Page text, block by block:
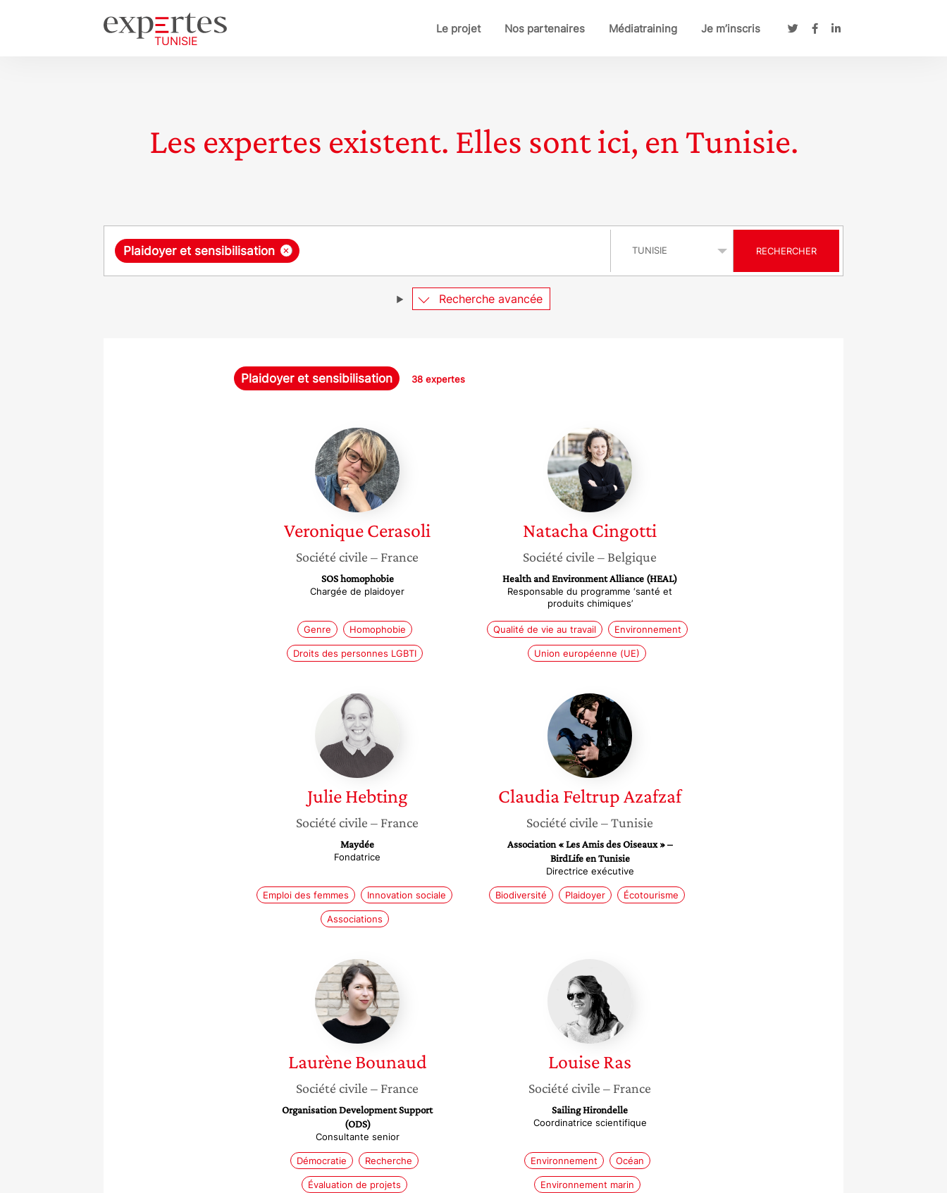
Le projet Nos partenaires Médiatraining Je m’inscris
Les expertes existent. Elles sont ici, en Tunisie.
Requête ×
Plaidoyer et sensibilisation RECHERCHER
Recherche avancée
Plaidoyer et sensibilisation 38 expertes
Veronique
Cerasoli
VeroniqueCerasoli
Société civile – France
SOS homophobie
Chargée de plaidoyer
Genre Homophobie
Droits des personnes LGBTI
Natacha
Cingotti
NatachaCingotti
Société civile – Belgique
Health and Environment Alliance (HEAL)
Responsable du programme ‘santé et
produits chimiques’
Qualité de vie au travail Environnement
Union européenne (UE)
Julie
Hebting
Julie Hebting
Société civile – France
Maydée
Fondatrice
Emploi des femmes Innovation sociale
Associations
Claudia
Feltrup
Azafzaf
ClaudiaFeltrup Azafzaf
Société civile – Tunisie
Association « Les Amis des Oiseaux » –
BirdLife en Tunisie
Directrice exécutive
Biodiversité Plaidoyer Écotourisme
Laurène
Bounaud
Laurène Bounaud
Société civile – France
Organisation Development Support
(ODS)
Consultante senior
Démocratie Recherche
Évaluation de projets
Ras
LouiseRas
Société civile – France
Sailing Hirondelle
Coordinatrice scientifique
Environnement Océan
Environnement marin